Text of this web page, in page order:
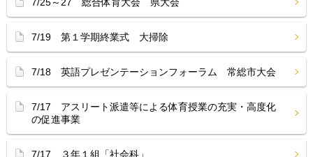
7/19 第１学期終業式 大掃除
7/18 英語プレゼンテーションフォーラム 常総市大会
7/17 アスリート派遣等による体育授業の充実・高度化
の促進事業
7/17 ３年１組「社会科」